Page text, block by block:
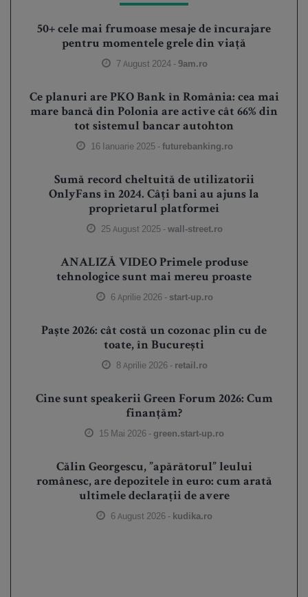
50+ cele mai frumoase mesaje de încurajare
pentru momentele grele din viață
7 August 2024 -9am.ro
Ce planuri are PKO Bank în România: cea mai
mare bancă din Polonia are active cât 66% din
tot sistemul bancar autohton
16 Ianuarie 2025 -futurebanking.ro
Sumă record cheltuită de utilizatorii
OnlyFans în 2024. Câți bani au ajuns la
proprietarul platformei
25 August 2025 -wall-street.ro
ANALIZĂ VIDEO Primele produse
tehnologice sunt mai mereu proaste
6 Aprilie 2026 - start-up.ro
Paște 2026: cât costă un cozonac plin cu de
toate, în București
8 Aprilie 2026 - retail.ro
Cine sunt speakerii Green Forum 2026: Cum
finanțăm?
15 Mai 2026 - green.start-up.ro
Călin Georgescu, ”apărătorul” leului
românesc, are depozitele în euro: cum arată
ultimele declarații de avere
6 August 2026 - kudika.ro